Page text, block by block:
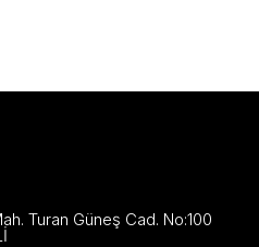
Turan Güneş Cad. No:100